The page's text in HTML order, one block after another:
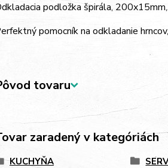
podložka špirála, 200x15mm,.
pomocník na odkladanie
tovaru
zaradený v kategóriách
KUCHYŇA